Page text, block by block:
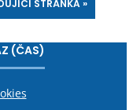
STRÁNKA »
(ČAS)